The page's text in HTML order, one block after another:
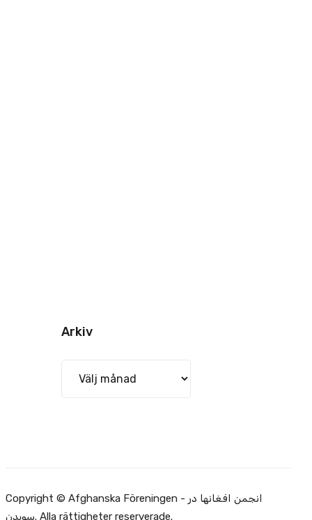
Arkiv
Copyright © Afghanska Föreningen - انجمن افغانها در
سویدن. Alla rättigheter reserverade.